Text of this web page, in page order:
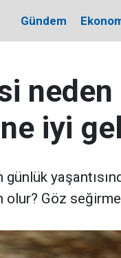
Gündem
neden
iyi
olur? Göz